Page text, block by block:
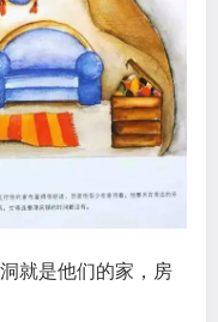
就是他们的家，房